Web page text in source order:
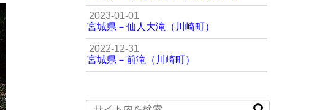
2023-01-01
宮城県－仙人大滝（川崎町）
2022-12-31
宮城県－前滝（川崎町）